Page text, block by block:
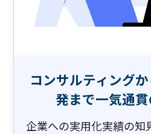
コンサルティング
発まで​一気通
企業への実用化実績の知